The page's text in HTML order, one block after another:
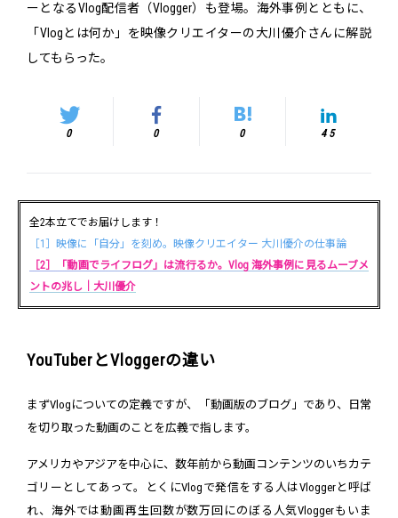
ーとなるVlog配信者（Vlogger）も登場。海外事例とともに、
「Vlogとは何か」を映像クリエイターの大川優介さんに解説
してもらった。
0 0 0 45
全2本立てでお届けします！
［1］映像に「自分」を刻め。映像クリエイター 大川優介の仕事論
［2］「動画でライフログ」は流行るか。Vlog 海外事例に見るムーブメ
ントの兆し｜大川優介
YouTuberとVloggerの違い
まずVlogについての定義ですが、「動画版のブログ」であり、日常
を切り取った動画のことを広義で指します。
アメリカやアジアを中心に、数年前から動画コンテンツのいちカテ
ゴリーとしてあって。とくにVlogで発信をする人はVloggerと呼ば
れ、海外では動画再生回数が数万回にのぼる人気Vloggerもいま